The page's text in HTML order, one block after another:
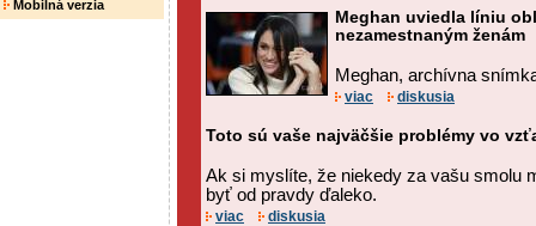
Mobilná verzia
Meghan uviedla líniu
nezamestnaným ženám
Meghan, archívna
viac diskusia
Toto sú vaše najväčšie problémy vo
Ak si myslíte, že niekedy za vašu smolu
byť od pravdy ďaleko.
viac diskusia